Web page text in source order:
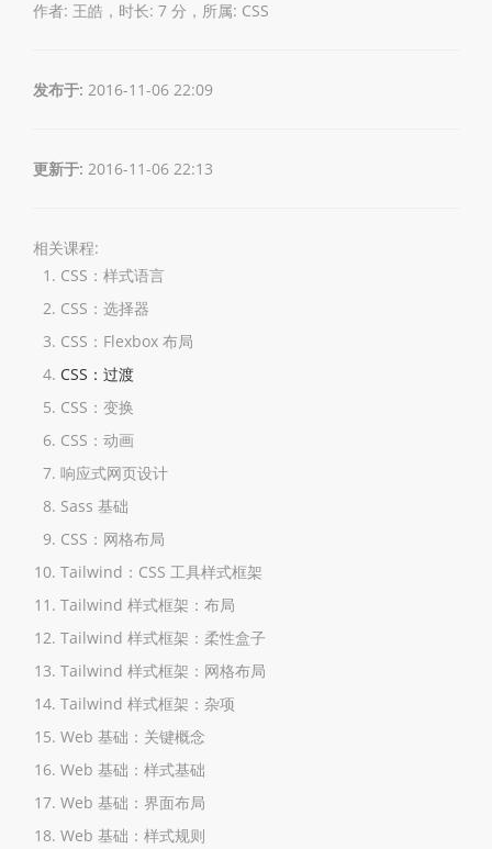
作者: 王皓，时长: 7 分，所属: CSS
发布于: 2016-11-06 22:09
更新于: 2016-11-06 22:13
相关课程:
CSS：样式语言
CSS：选择器
CSS：Flexbox 布局
CSS：过渡
CSS：变换
CSS：动画
响应式网页设计
Sass 基础
CSS：网格布局
Tailwind：CSS 工具样式框架
Tailwind 样式框架：布局
Tailwind 样式框架：柔性盒子
Tailwind 样式框架：网格布局
Tailwind 样式框架：杂项
Web 基础：关键概念
Web 基础：样式基础
Web 基础：界面布局
Web 基础：样式规则